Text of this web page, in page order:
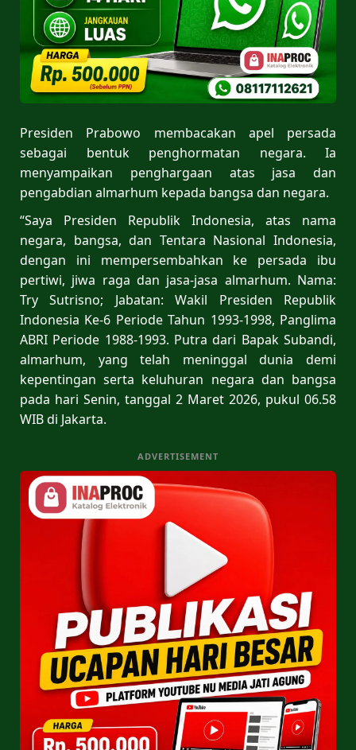
Presiden Prabowo membacakan apel persada
sebagai bentuk penghormatan negara. Ia
menyampaikan penghargaan atas jasa dan
pengabdian almarhum kepada bangsa dan negara.
“Saya Presiden Republik Indonesia, atas nama
negara, bangsa, dan Tentara Nasional Indonesia,
dengan ini mempersembahkan ke persada ibu
pertiwi, jiwa raga dan jasa-jasa almarhum. Nama:
Try Sutrisno; Jabatan: Wakil Presiden Republik
Indonesia Ke-6 Periode Tahun 1993-1998, Panglima
ABRI Periode 1988-1993. Putra dari Bapak Subandi,
almarhum, yang telah meninggal dunia demi
kepentingan serta keluhuran negara dan bangsa
pada hari Senin, tanggal 2 Maret 2026, pukul 06.58
WIB di Jakarta.
ADVERTISEMENT